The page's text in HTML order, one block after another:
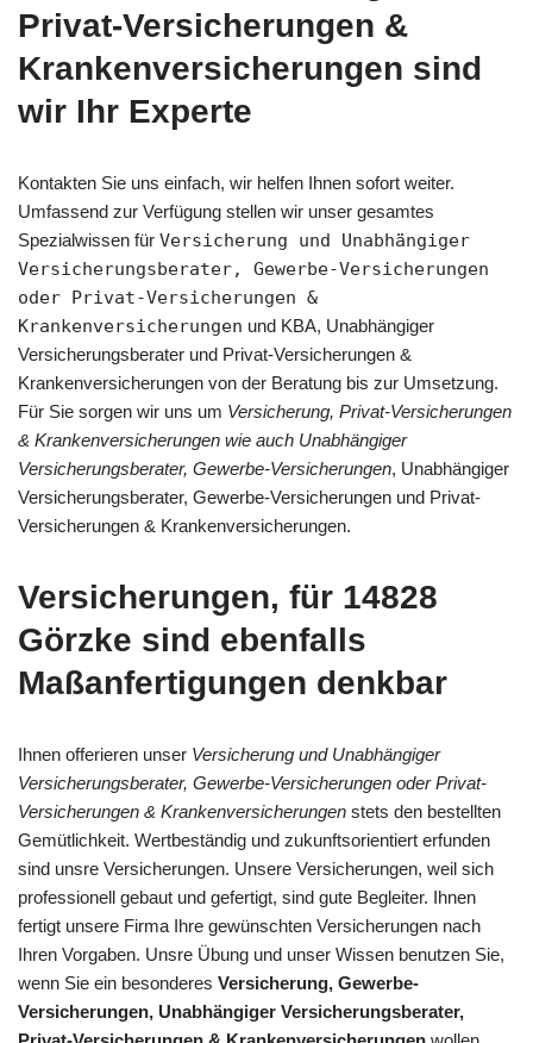
Privat-Versicherungen &
Krankenversicherungen sind
wir Ihr Experte
Kontakten Sie uns einfach, wir helfen Ihnen sofort weiter.
Umfassend zur Verfügung stellen wir unser gesamtes
Spezialwissen für Versicherung und Unabhängiger
Versicherungsberater, Gewerbe-Versicherungen
oder Privat-Versicherungen &
Krankenversicherungen und KBA, Unabhängiger
Versicherungsberater und Privat-Versicherungen &
Krankenversicherungen von der Beratung bis zur Umsetzung.
Für Sie sorgen wir uns um Versicherung, Privat-Versicherungen
& Krankenversicherungen wie auch Unabhängiger
Versicherungsberater, Gewerbe-Versicherungen, Unabhängiger
Versicherungsberater, Gewerbe-Versicherungen und Privat-
Versicherungen & Krankenversicherungen.
Versicherungen, für 14828
Görzke sind ebenfalls
Maßanfertigungen denkbar
Ihnen offerieren unser Versicherung und Unabhängiger
Versicherungsberater, Gewerbe-Versicherungen oder Privat-
Versicherungen & Krankenversicherungen stets den bestellten
Gemütlichkeit. Wertbeständig und zukunftsorientiert erfunden
sind unsre Versicherungen. Unsere Versicherungen, weil sich
professionell gebaut und gefertigt, sind gute Begleiter. Ihnen
fertigt unsere Firma Ihre gewünschten Versicherungen nach
Ihren Vorgaben. Unsre Übung und unser Wissen benutzen Sie,
wenn Sie ein besonderes Versicherung, Gewerbe-
Versicherungen, Unabhängiger Versicherungsberater,